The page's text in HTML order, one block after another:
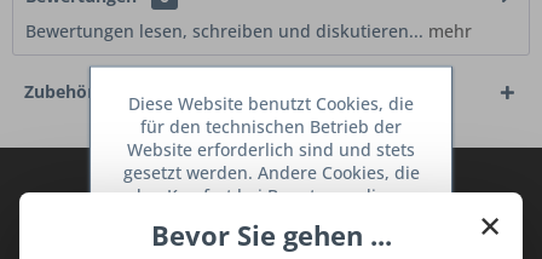
Bewertungen lesen, schreiben und diskutieren... mehr
Zubehör
Abonnieren Sie den kostenlosen Deine
Sie keine Neuigkeit oder Aktion mehr aus
×
Bevor Sie gehen ...
Diese Website benutzt Cookies, die
für den technischen Betrieb der
Website erforderlich sind und stets
gesetzt werden. Andere Cookies, die
den Komfort bei Benutzung dieser
dienen oder die Interaktion mit